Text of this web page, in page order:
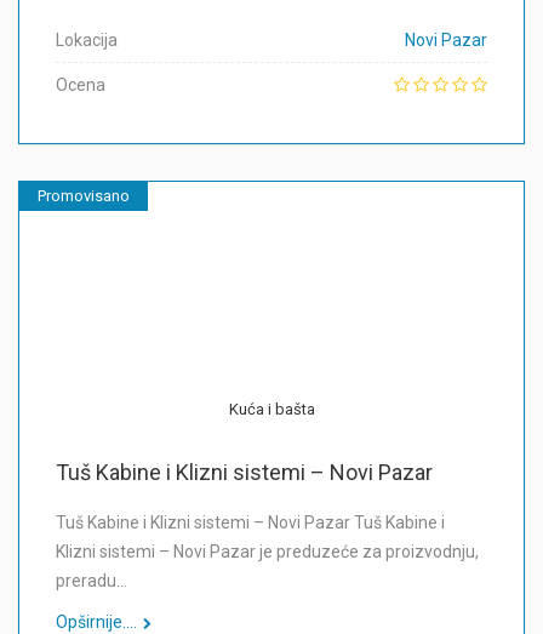
Lokacija Novi Pazar
Ocena
Promovisano
Kuća i bašta
Tuš Kabine i Klizni sistemi – Novi Pazar
Tuš Kabine i Klizni sistemi – Novi Pazar Tuš Kabine i
Klizni sistemi – Novi Pazar je preduzeće za proizvodnju,
preradu…
Opširnije....